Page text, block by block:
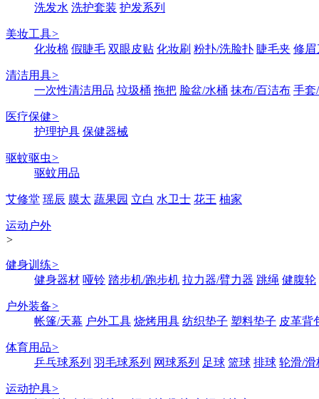
洗发水 洗护套装 护发系列
美妆工具>
化妆棉 假睫毛 双眼皮贴 化妆刷 粉扑/洗脸扑 睫毛夹 修眉
清洁用具>
一次性清洁用品 垃圾桶 拖把 脸盆/水桶 抹布/百洁布 手套
医疗保健>
护理护具 保健器械
驱蚊驱虫>
驱蚊用品
艾修堂 瑶辰 膜太 蔬果园 立白 水卫士 花王 柚家
运动户外
>
健身训练>
健身器材 哑铃 踏步机/跑步机 拉力器/臂力器 跳绳 健腹轮
户外装备>
帐篷/天幕 户外工具 烧烤用具 纺织垫子 塑料垫子 皮革背
体育用品>
乒乓球系列 羽毛球系列 网球系列 足球 篮球 排球 轮滑/滑
运动护具>